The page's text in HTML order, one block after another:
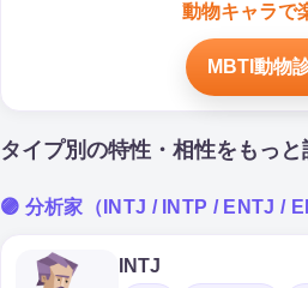
動物キャラで
MBTI動物
タイプ別の特性・相性をもっ
🟣 分析家（INTJ / INTP / ENTJ /
INTJ